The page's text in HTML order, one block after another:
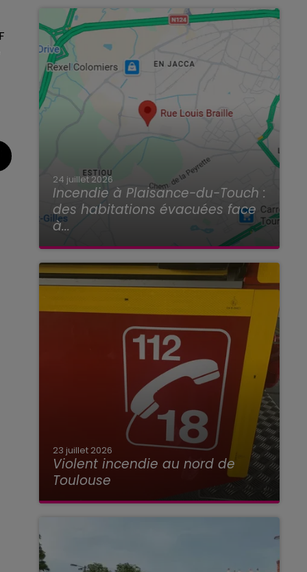
24 juillet 2026
Incendie à Plaisance-du-Touch :
des habitations évacuées face
à...
23 juillet 2026
Violent incendie au nord de
Toulouse